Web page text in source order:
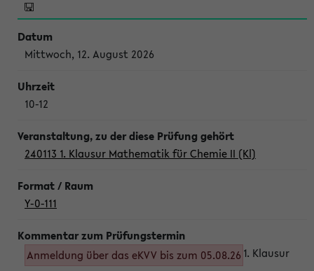
Mittwoch, 12. August 2026
10-12
240113 1. Klausur Mathematik für Chemie II (Kl)
Y-0-111
Anmeldung über das eKVV bis zum 05.08.26 1. Klausur